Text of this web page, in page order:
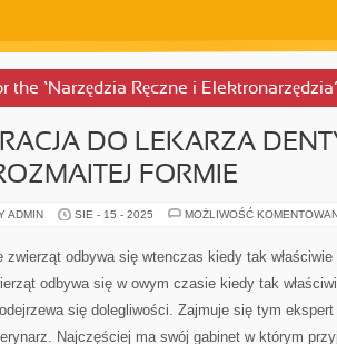
the ‘Narzędzia Ręczne i
DO LEKARZA
FORMIE
ADMIN SIE - 15 - 2025 MOŻLIWOŚĆ
zwierząt odbywa się wtenczas kiedy tak
odbywa się w owym czasie kiedy tak
się dolegliwości. Zajmuje się tym
Najczęściej ma swój gabinet w którym